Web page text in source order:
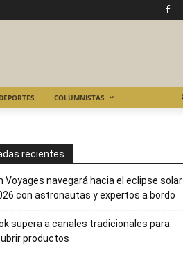
DEPORTES COLUMNISTAS
recientes
Voyages navegará hacia el eclipse solar
con astronautas y expertos a bordo
supera a canales tradicionales para
productos